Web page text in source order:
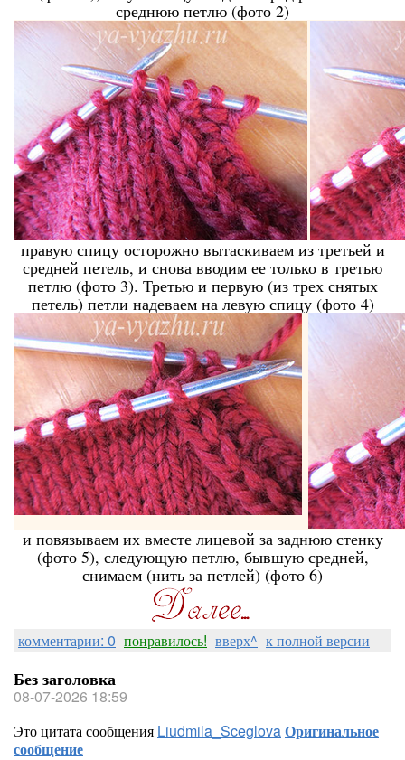
среднюю петлю (фото 2)
правую спицу осторожно вытаскиваем из третьей и
средней петель, и снова вводим ее только в третью
петлю (фото 3). Третью и первую (из трех снятых
петель) петли надеваем на левую спицу (фото 4)
и повязываем их вместе лицевой за заднюю стенку
(фото 5), следующую петлю, бывшую средней,
снимаем (нить за петлей) (фото 6)
комментарии: 0 понравилось! вверх^ к полной версии
Без заголовка
08-07-2026 18:59
Это цитата сообщения Liudmila_SceglovaОригинальное
сообщение